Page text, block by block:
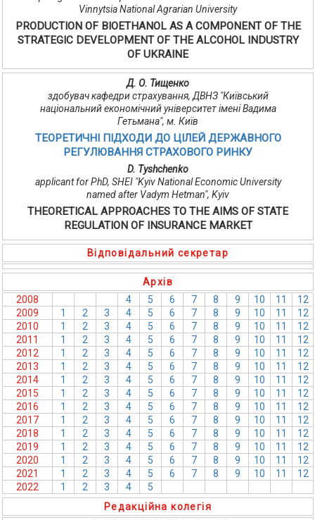
Vinnytsia National Agrarian University
PRODUCTION OF BIOETHANOL AS A COMPONENT OF THE
STRATEGIC DEVELOPMENT OF THE ALCOHOL INDUSTRY
OF UKRAINE
Д. О. Тищенко
здобувач кафедри страхування, ДВНЗ "Київський
національний економічний університет імені Вадима
Гетьмана", м. Київ
ТЕОРЕТИЧНІ ПІДХОДИ ДО ЦІЛЕЙ ДЕРЖАВНОГО
РЕГУЛЮВАННЯ СТРАХОВОГО РИНКУ
D. Tyshchenko
applicant for PhD, SHEI "Kyiv National Economic University
named after Vadym Hetman", Kyiv
THEORETICAL APPROACHES TO THE AIMS OF STATE
REGULATION OF INSURANCE MARKET
Відповідальний секретар
Архів
2008
4 5 6 7 8 9 10 11
12
2009
1 2 3 4 5 6 7 8 9 10 11
12
2010
1 2 3 4 5 6 7 8 9 10 11
12
2011
1 2 3 4 5 6 7 8 9 10 11
12
2012
1 2 3 4 5 6 7 8 9 10 11
12
2013
1 2 3 4 5 6 7 8 9 10 11
12
2014
1 2 3 4 5 6 7 8 9 10 11
12
2015
1 2 3 4 5 6 7 8 9 10 11
12
2016
1 2 3 4 5 6 7 8 9 10 11
12
2017
1 2 3 4 5 6 7 8 9 10 11
12
2018
1 2 3 4 5 6 7 8 9 10 11
12
2019
1 2 3 4 5 6 7 8 9 10 11
12
2020
1 2 3 4 5 6 7 8 9 10 11
12
2021
1 2 3 4 5 6 7 8 9 10 11
12
2022
1 2 3 4 5
Редакційна колегія